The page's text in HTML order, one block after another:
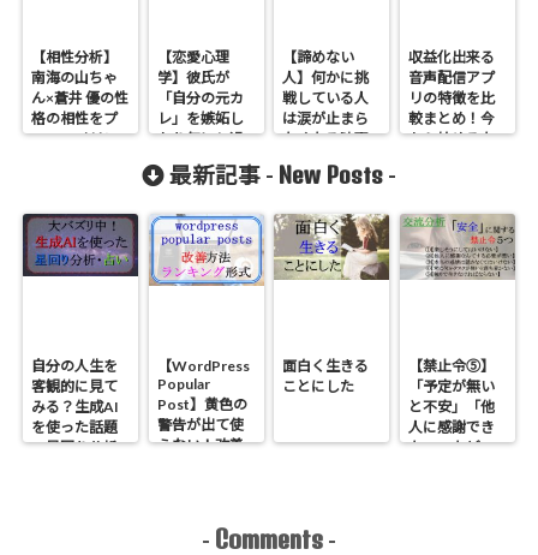
【相性分析】
南海の山ちゃ
ん×蒼井 優の性
格の相性をプ
ロファイリン
点
【恋愛心理
学】彼氏が
「自分の元カ
レ」を嫉妬し
たり気にし過
で？心理的な
をまとめてみ
た【男心】
【諦めない
人】何かに挑
戦している人
は涙が止まら
なくなる映画
トステージ」
収益化出来る
音声配信アプ
リの特徴を比
較まとめ！今
から始めるな
イズ】
最新記事 - New Posts -
自分の人生を
客観的に見て
みる？生成AI
を使った話題
の星回り分析
【WordPress
Popular
Post】黄色の
警告が出て使
えない！改善
面白く生きる
ことにした
【禁止令⑤】
「予定が無い
と不安」「他
人に感謝でき
ない」などの
- Comments -